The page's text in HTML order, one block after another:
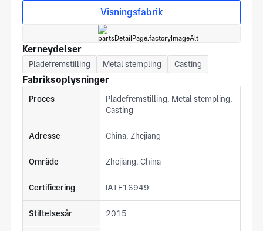
Visningsfabrik
Kerneydelser
Pladefremstilling Metal stempling Casting
Fabriksoplysninger
Proces
Pladefremstilling, Metal stempling,
Casting
Adresse China, Zhejiang
Område Zhejiang, China
Certificering IATF16949
Stiftelsesår 2015